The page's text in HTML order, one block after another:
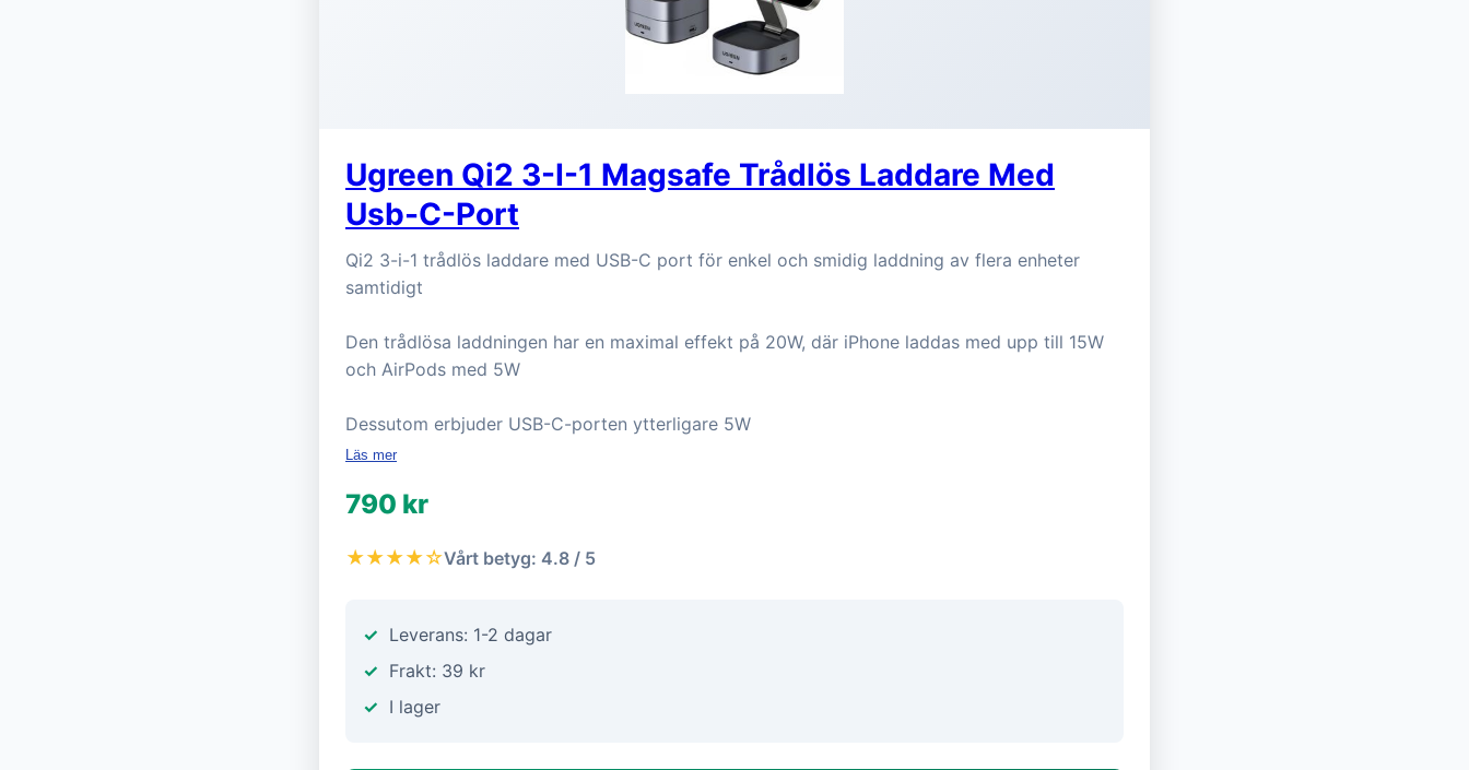
Ugreen Qi2 3-I-1 Magsafe Trådlös Laddare Med
Usb-C-Port
Qi2 3-i-1 trådlös laddare med USB-C port för enkel och smidig laddning av flera enheter
samtidigt
Den trådlösa laddningen har en maximal effekt på 20W, där iPhone laddas med upp till 15W
och AirPods med 5W
Dessutom erbjuder USB-C-porten ytterligare 5W
Läs mer
790 kr
★★★★☆Vårt betyg: 4.8 / 5
Leverans: 1-2 dagar
Frakt: 39 kr
I lager